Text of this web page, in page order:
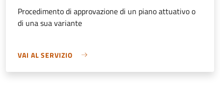
Procedimento di approvazione di un piano attuativo o
di una sua variante
VAI AL SERVIZIO